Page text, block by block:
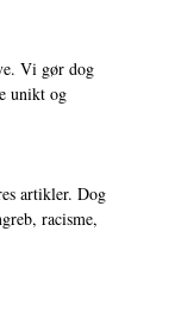
Vi gør dog
unikt og
artikler. Dog
racisme,